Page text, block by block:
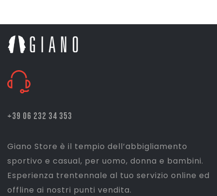
era:
€ 49,95.
è:
+39 06 232 34 353
Giano Store è il tempio dell’abbigliamento
sportivo e casual, per uomo, donna e bambini.
Esperienza trentennale al tuo servizio online ed
offline ai nostri punti vendita.